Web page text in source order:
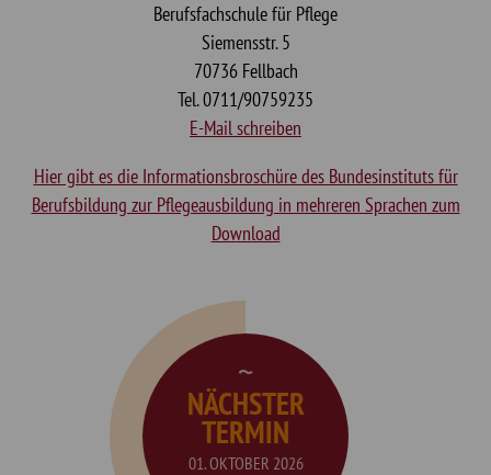
Berufsfachschule für Pflege
Siemensstr. 5
70736 Fellbach
Tel. 0711/90759235
E-Mail schreiben
Hier gibt es die Informationsbroschüre des Bundesinstituts für
Berufsbildung zur Pflegeausbildung in mehreren Sprachen zum
Download
NÄCHSTER
TERMIN
01. OKTOBER 2026